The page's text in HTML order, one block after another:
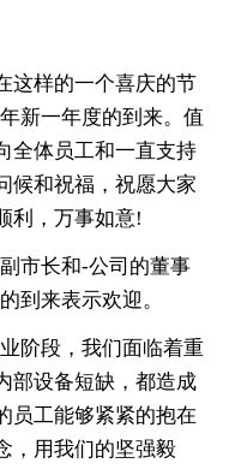
样的一个喜庆的节
新一年度的到来。值
全体员工和一直支持
候和祝福，祝愿大家
利，万事如意!
市长和-公司的董事
到来表示欢迎。
阶段，我们面临着重
部设备短缺，都造成
员工能够紧紧的抱在
，用我们的坚强毅